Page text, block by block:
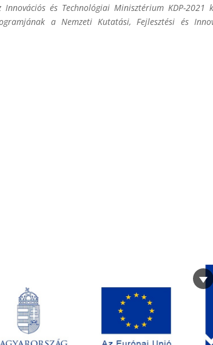
Innovációs és Technológiai Minisztérium KDP-
a Nemzeti Kutatási, Fejlesztési és